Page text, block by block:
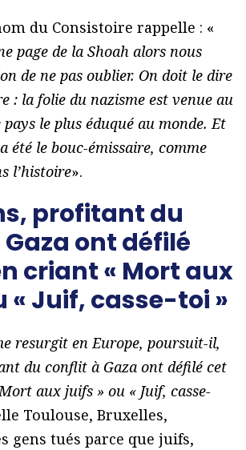
du Consistoire rappelle : «
page de la Shoah alors nous
de ne pas oublier. On doit le dire
: la folie du nazisme est venue au
le plus éduqué au monde. Et
été le bouc-émissaire, comme
l’histoire».
profitant du
ont défilé
criant « Mort aux
« Juif, casse-toi »
resurgit en Europe, poursuit-il,
du conflit à Gaza ont défilé cet
aux juifs » ou « Juif, casse-
Toulouse, Bruxelles,
gens tués parce que juifs,